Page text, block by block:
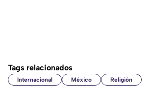
Tags relacionados
Internacional México Religión